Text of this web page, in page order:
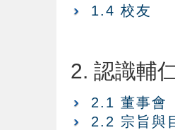
1.4 校友
2. 認識輔
2.1 董事會
2.2 宗旨與